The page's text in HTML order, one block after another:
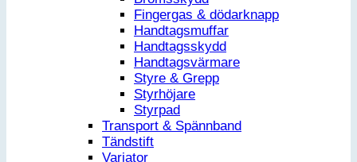
Fingergas & dödarknapp
Handtagsmuffar
Handtagsskydd
Handtagsvärmare
Styre & Grepp
Styrhöjare
Styrpad
Transport & Spännband
Tändstift
Variator